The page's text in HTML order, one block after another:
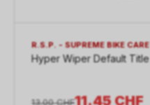
R.S.P. - SUPREME BIKE CARE
Hyper Wiper Default Title
11.45CHF
13.00 CHF